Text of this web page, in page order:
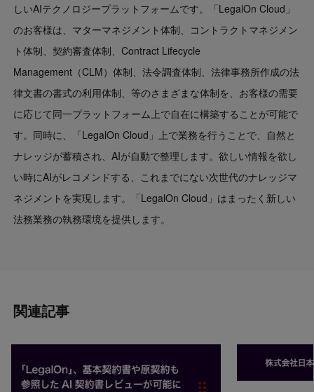
しいAIテクノロジープラットフォームです。「LegalOn Cloud」
のお客様は、マターマネジメント体制、コントラクトマネジメン
ト体制、契約審査体制、Contract Lifecycle
Management（CLM）体制、法令調査体制、法律事務所作成の法
律文書の書式の利用体制、等のさまざまな体制を、お客様の需要
に応じて同一プラットフォーム上で自在に構築することが可能で
す。同時に、「LegalOn Cloud」上で業務を行うことで、自然と
ナレッジが蓄積され、AIが自動で整理します。欲しい情報を欲し
い時にAIがレコメンドする、これまでにない次世代のナレッジマ
ネジメントを実現します。「LegalOn Cloud」はまったく新しい
法務業務の執務環境を提供します。
関連記事